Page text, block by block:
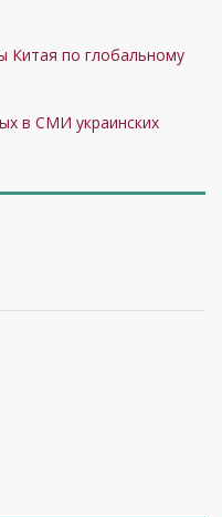
Китая по глобальному
в СМИ украинских